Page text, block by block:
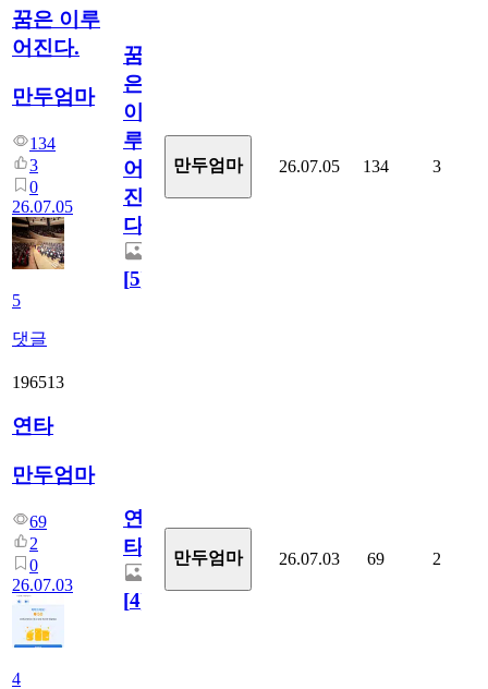
꿈은 이루
어진다.
만두엄마
134
3
0
26.07.05
5
댓글
꿈
은
이
루
어
진
다.
[5]
만두엄마 26.07.05 134 3
196513
연타
만두엄마
69
2
0
26.07.03
4
연
타
[4]
만두엄마 26.07.03 69 2